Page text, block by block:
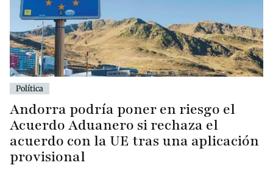
Política
Andorra podría poner en riesgo el
Acuerdo Aduanero si rechaza el
acuerdo con la UE tras una aplicación
provisional